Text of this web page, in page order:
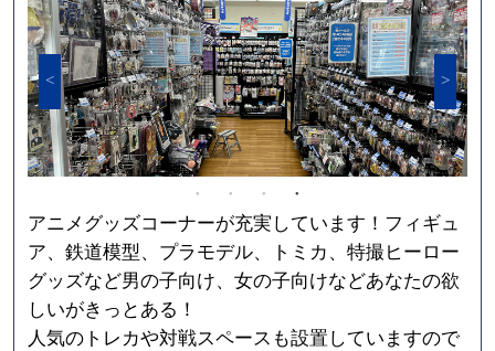
アニメグッズコーナーが充実しています！フィギュ
ア、鉄道模型、プラモデル、トミカ、特撮ヒーロー
グッズなど男の子向け、女の子向けなどあなたの欲
しいがきっとある！
人気のトレカや対戦スペースも設置していますので